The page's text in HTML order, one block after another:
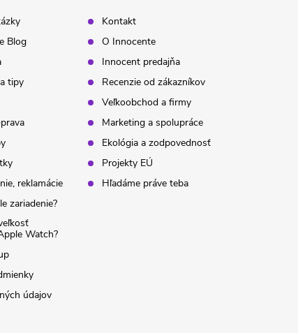
Blog
tipy
reklamácie
zariadenie?
Watch?
údajov
Kontakt
O Innocente
Innocent predajňa
Recenzie od zákazníkov
Veľkoobchod a firmy
Marketing a spolupráce
Ekológia a zodpovednosť
Projekty EÚ
Hľadáme práve teba